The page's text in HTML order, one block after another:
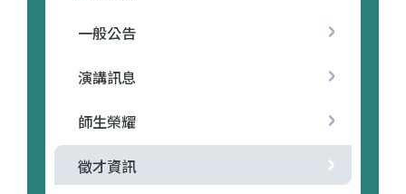
一般公告
演講訊息
師生榮耀
徵才資訊